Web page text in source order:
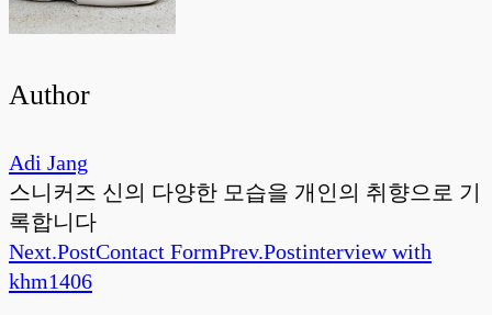
Author
Adi Jang
스니커즈 신의 다양한 모습을 개인의 취향으로 기
록합니다
Next.PostContact FormPrev.Postinterview with
khm1406